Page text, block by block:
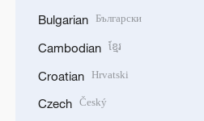
Bulgarian Български
Cambodian ខ្មែរ
Croatian Hrvatski
Czech Český